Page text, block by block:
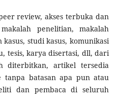
review, akses terbuka dan
penelitian, makalah
studi kasus, komunikasi
tesis, karya disertasi, dll, dari
diterbitkan, artikel tersedia
tanpa batasan apa pun atau
dan pembaca di seluruh